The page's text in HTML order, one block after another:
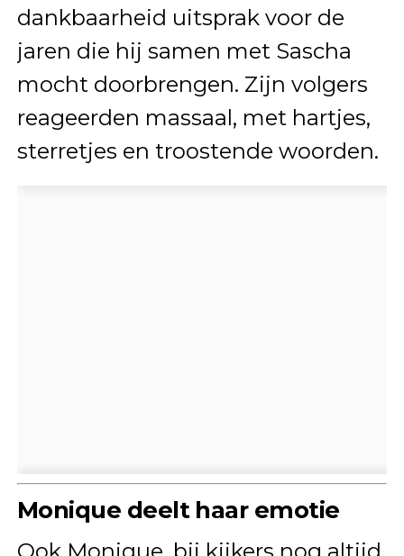
dankbaarheid uitsprak voor de
jaren die hij samen met Sascha
mocht doorbrengen. Zijn volgers
reageerden massaal, met hartjes,
sterretjes en troostende woorden.
Monique deelt haar emotie